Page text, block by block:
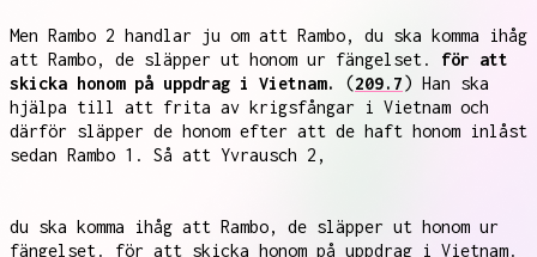
Men Rambo 2 handlar ju om att Rambo, du ska komma ihåg
att Rambo, de släpper ut honom ur fängelset. för att
skicka honom på uppdrag i Vietnam.
(209.7) Han ska
hjälpa till att frita av krigsfångar i Vietnam och
därför släpper de honom efter att de haft honom inlåst
sedan Rambo 1. Så att Yvrausch 2,
du ska komma ihåg att Rambo, de släpper ut honom ur
fängelset. för att skicka honom på uppdrag i Vietnam.